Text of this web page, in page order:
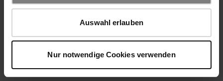
Auswahl erlauben
Nur notwendige Cookies verwenden